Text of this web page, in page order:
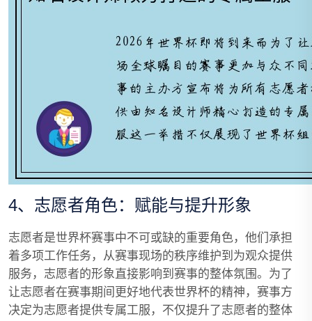
4、志愿者角色：赋能与提升形象
志愿者是世界杯赛事中不可或缺的重要角色，他们承担
着多项工作任务，从赛事现场的秩序维护到为观众提供
服务，志愿者的形象直接影响到赛事的整体氛围。为了
让志愿者在赛事期间更好地代表世界杯的精神，赛事方
决定为志愿者提供专属工服，不仅提升了志愿者的整体